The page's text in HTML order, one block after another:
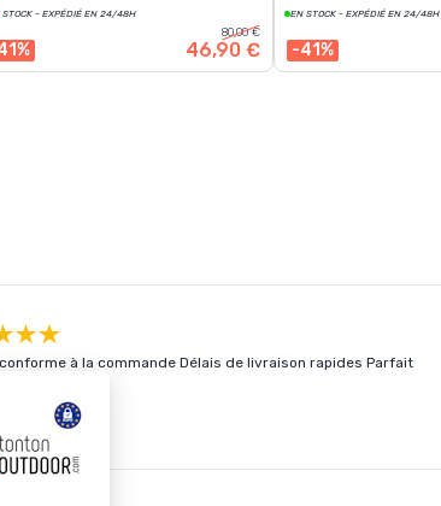
STOCK - EXPÉDIÉ EN 24/48H
80,00 €
46,90 €
EN STOCK - EXPÉDIÉ EN 24/48H
-41%
à la commande Délais de livraison rapides Parfait